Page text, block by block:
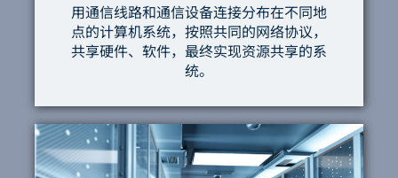
用通信线路和通信设备连接分布在不同地
点的计算机系统，按照共同的网络协议，
共享硬件、软件，最终实现资源共享的系
统。